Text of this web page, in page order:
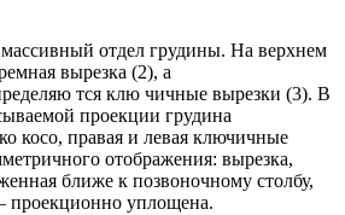
отдел грудины. На верхнем
вырезка (2), а
тся клю чичные вырезки (3). В
проекции грудина
косо, правая и левая ключичные
отображения: вырезка,
ближе к позвоночному столбу,
проекционно уплощена.